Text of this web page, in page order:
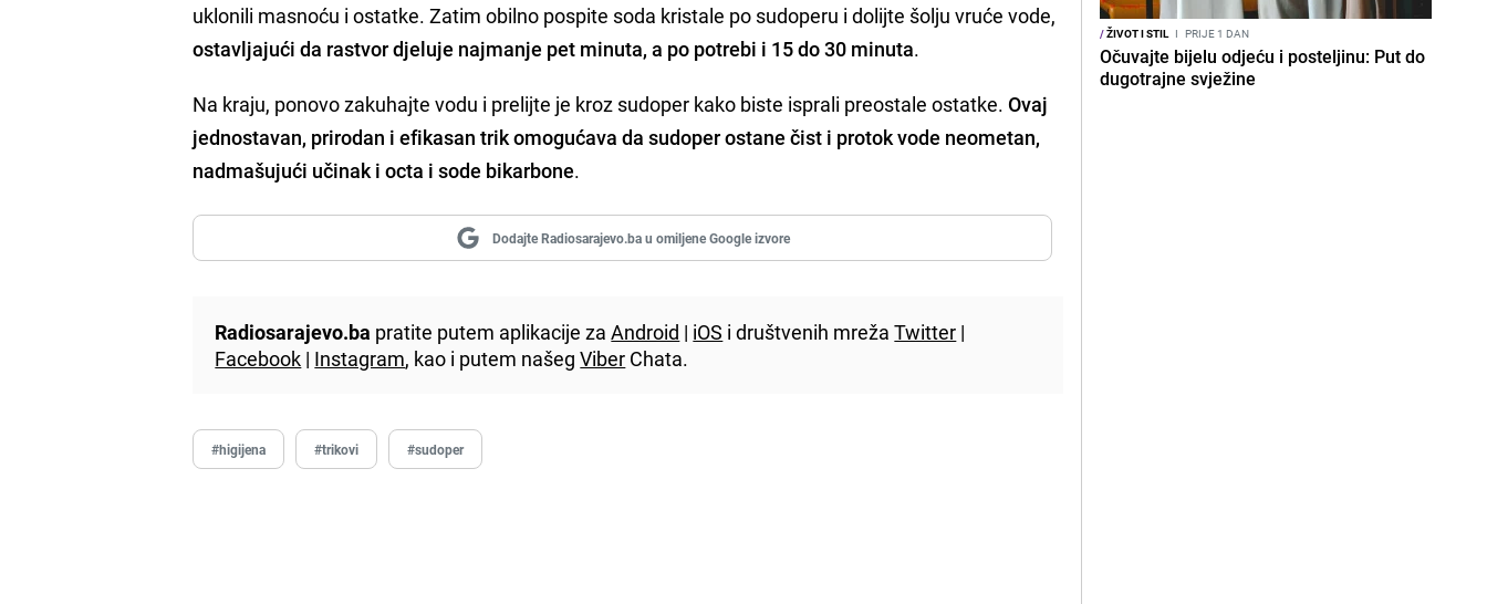
uklonili masnoću i ostatke. Zatim obilno pospite soda kristale po sudoperu i dolijte šolju vruće vode,
ostavljajući da rastvor djeluje najmanje pet minuta, a po potrebi i 15 do 30 minuta.
Na kraju, ponovo zakuhajte vodu i prelijte je kroz sudoper kako biste isprali preostale ostatke.Ovaj
jednostavan, prirodan i efikasan trik omogućava da sudoper ostane čist i protok vode neometan,
nadmašujući učinak i octa i sode bikarbone.
Dodajte Radiosarajevo.ba u omiljene Google izvore
Radiosarajevo.ba pratite putem aplikacije zaAndroid | iOS i društvenih mrežaTwitter |
Facebook | Instagram, kao i putem našegViber Chata.
#higijena #trikovi #sudoper
/ŽIVOT I STIL I PRIJE 1 DAN
Očuvajte bijelu odjeću i posteljinu: Put do
dugotrajne svježine